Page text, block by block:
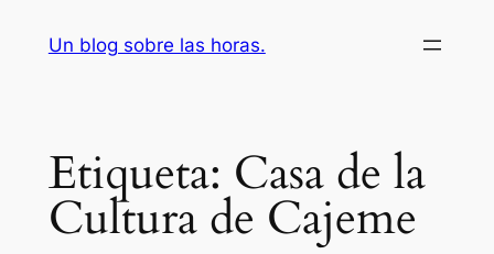
Un blog sobre las horas.
Etiqueta: Casa de la
Cultura de Cajeme